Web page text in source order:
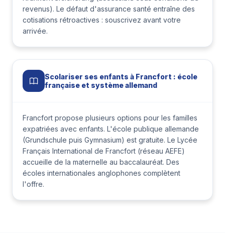
revenus). Le défaut d'assurance santé entraîne des
cotisations rétroactives : souscrivez avant votre
arrivée.
Scolariser ses enfants à Francfort : école
française et système allemand
Francfort propose plusieurs options pour les familles
expatriées avec enfants. L'école publique allemande
(Grundschule puis Gymnasium) est gratuite. Le Lycée
Français International de Francfort (réseau AEFE)
accueille de la maternelle au baccalauréat. Des
écoles internationales anglophones complètent
l'offre.